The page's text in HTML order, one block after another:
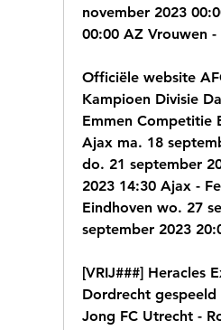
november 2023
00:00 AZ Vrouwen
Officiële website
Kampioen Divisie
Emmen Competitie
Ajax ma. 18
do. 21 september
2023 14:30 Ajax -
Eindhoven wo. 27
september 2023
[VRIJ###] Heracles
Dordrecht gespeeld
Jong FC Utrecht -